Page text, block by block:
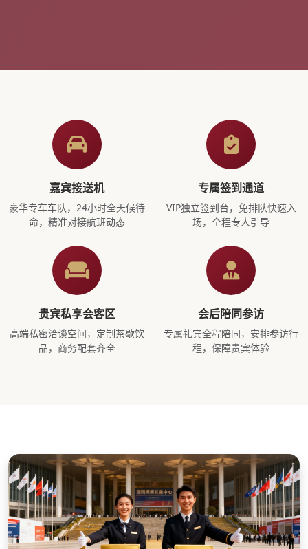
嘉宾接送机
豪华专车车队，24小时全天候待
命，精准对接航班动态
专属签到通道
VIP独立签到台，免排队快速入
场，全程专人引导
贵宾私享会客区
高端私密洽谈空间，定制茶歇饮
品，商务配套齐全
会后陪同参访
专属礼宾全程陪同，安排参访行
程，保障贵宾体验